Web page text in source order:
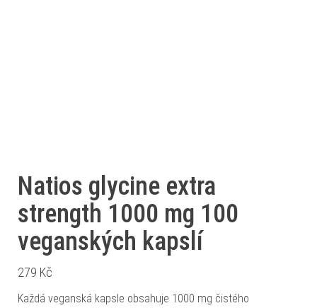
Natios glycine extra
strength 1000 mg 100
veganských kapslí
279 Kč
Každá veganská kapsle obsahuje 1000 mg čistého